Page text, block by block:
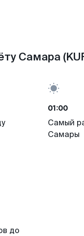
Самара
01:00
Самый
Самары
до